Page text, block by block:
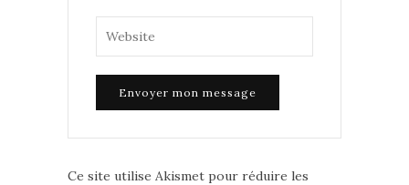
Ce site utilise Akismet pour réduire les